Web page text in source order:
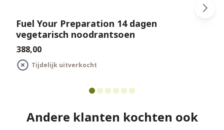
Fuel Your Preparation 14 dagen
vegetarisch noodrantsoen
€388,00
Tijdelijk uitverkocht
Andere klanten kochten ook